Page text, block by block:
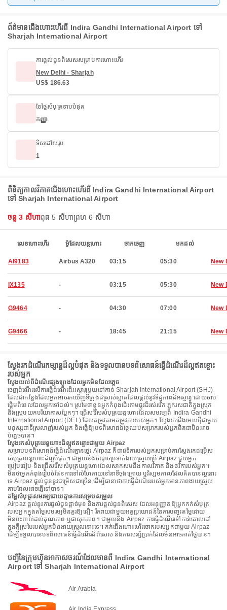
ព័ត៌មានជើងហោះហើរពី Indira Gandhi International Airport ទៅ
Sharjah International Airport
ការផ្តល់ជូនពិសេសសម្រាប់ការហោះហើរ
New Delhi - Sharjah
US$ 186.63
ខែថ្លៃសំបុត្រទាបបំផុត
កញ្ញា
ទិសដៅសរុប
1
ពិនិត្យកាលវិភាគជើងហោះហើរពី Indira Gandhi International Airport
ទៅ Sharjah International Airport
ចន្ទ 3 សីហាពុធ 5 សីហាព្រហ 6 សីហា
លេខហោះហើរ ម៉ូដែលយន្តហោះ ចាកចេញ មកដល់
AI9183 Airbus A320 03:15 05:30 New
IX135 - 03:15 05:30 New
G9464 - 04:30 07:00 New
G9466 - 18:45 21:15 New
ស្វែងរកដំណើរកម្សាន្តដ៏ល្អបំផុត និងទទួលបានបទពិសោធន៍ធ្វើដំណើរដ៏ល្អឥតខ្ចោះ
របស់អ្នក
ស្វែងយល់ពីដំណើរផ្សងព្រេងដែលអ្នកមិនដែលភ្លេច
ចេញដំណើរលើការធ្វើដំណើរដ៏អស្ចារ្យមួយទៅកាន់ Sharjah International Airport (SHJ)
ដែលជាកន្លែងដែលអ្នកអាចរកឃើញទីក្រុងដ៏ស្រស់ស្អាតដែលផ្តល់នូវទិដ្ឋភាពដ៏អស្ចារ្យ ដោយចាប់
ផ្តើមពីពេលដែលអ្នកទៅដល់។ ស្រមៃថាខ្លួនអ្នកកំពុងដើរតាមផ្លូវដ៏រស់រវើក ភ្លក់រសជាតិក្នុងស្រុក
និងស្រូបយកបរិយាកាសប្លែកៗ។ ជ្រើសរើសសំបុត្រយន្តហោះដែលសមរម្យពី Indira Gandhi
International Airport (DEL) ដែលតម្រូវតាមតម្រូវការរបស់អ្នក។ ស្វែងរកជើងមេឃថ្មីជាមួយ
មនុស្សជាទីស្រលាញ់របស់អ្នក និងធ្វើឱ្យបទពិសោធន៍ថ្ងៃឈប់សម្រាករបស់អ្នកពិតជាមិនអាច
បំភ្លេចបាន។
ស្វែងរកសំបុត្រយន្តហោះដ៏ល្អឥតខ្ចោះជាមួយ Airpaz
សម្រាប់បទពិសោធន៍ធ្វើដំណើរគ្មានថ្នេរ Airpaz គឺជាវេទិការបស់អ្នកសម្រាប់ការស្វែងរកជម្រើស
សំបុត្រយន្តហោះដ៏ល្អបំផុត។ ជាមួយនឹងចំណុចប្រទាក់ងាយស្រួលប្រើ Airpaz ជួយអ្នក
ប្រៀបធៀប និងជ្រើសរើសសំបុត្រយន្តហោះដែលសាកសមនឹងកាលវិភាគ និងថវិការបស់អ្នក។
មិនថាអ្នកកំពុងរៀបចំផែនការទៅលំហែកាយនៅនាទីចុងក្រោយ ឬវិស្សមកាលដែលគិតបានល្អនោះ
ទេ Airpaz ផ្តល់ជូននូវជម្រើសជាច្រើន ដើម្បីធានាថាការធ្វើដំណើររបស់អ្នកមានភាពងាយស្រួល
តាមដែលអាចធ្វើទៅបាន។
តម្លៃសំបុត្រសមរម្យដោយគ្មានការសម្របសម្រួល
Airpaz ផ្តល់នូវការផ្តល់ជូនផ្តាច់មុខ និងការផ្តល់ជូនពិសេស ដែលអនុញ្ញាតឱ្យអ្នកកក់សំបុត្រ
របស់អ្នកក្នុងតម្លៃសមរម្យមិនគួរឱ្យជឿ។ រីករាយជាមួយអត្ថប្រយោជន៍នៃការបញ្ចុះតម្លៃដោយ
មិនប៉ះពាល់ដល់គុណភាព ឬផាសុកភាព។ ជាមួយនឹង Airpaz ការធ្វើដំណើរទៅកាន់គោលដៅ
ក្នុងក្តីស្រមៃរបស់អ្នកមិនងាយស្រួលនោះទេ។ កក់ជើងហោះហើរថោករបស់អ្នកជាមួយ Airpaz
ដើម្បីទទួលបានបទពិសោធន៍ធ្វើដំណើរដ៏ពិសេស និងការសន្សំប្រាក់ដែលមិនអាចកាត់ថ្លៃបាន។
បញ្ជីនៃក្រុមហ៊ុនអាកាសចរណ៍ដែលមានពី Indira Gandhi International
Airport ទៅ Sharjah International Airport
Air Arabia